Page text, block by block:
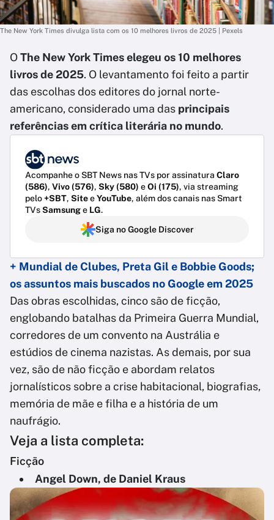
The New York Times divulga lista com os 10 melhores livros de 2025 | Pexels
OThe New York Times elegeu os 10 melhores
livros de 2025. O levantamento foi feito a partir
das escolhas dos editores do jornal norte-
americano, considerado uma das principais
referências em crítica literária no mundo.
Acompanhe o SBT News nas TVs por assinatura Claro
(586), Vivo (576), Sky (580) eOi (175), via streaming
pelo+SBT, SiteeYouTube, além dos canais nas Smart
TVsSamsunge LG.
Siga no Google Discover
+ Mundial de Clubes, Preta Gil e Bobbie Goods;
os assuntos mais buscados no Google em 2025
Das obras escolhidas, cinco são de ficção,
englobando batalhas da Primeira Guerra Mundial,
corredores de um convento na Austrália e
estúdios de cinema nazistas. As demais, por sua
vez, são de não ficção e abordam relatos
jornalísticos sobre a crise habitacional, biografias,
memória de mãe e filha e a história de um
naufrágio.
Veja a lista completa:
Ficção
Angel Down, de Daniel Kraus